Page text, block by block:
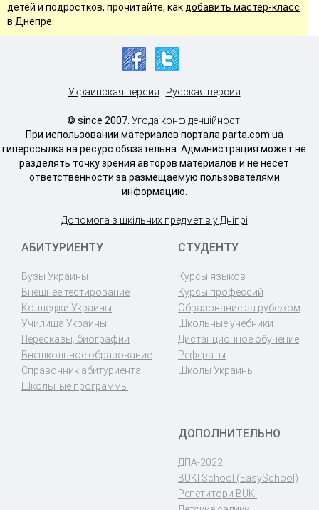
детей и подростков, прочитайте, как добавить мастер-класс
в Днепре.
Украинская версия Русская версия
© since 2007. Угода конфіденційності
При использовании материалов портала parta.com.ua
гиперссылка на ресурс обязательна. Администрация может не
разделять точку зрения авторов материалов и не несет
ответственности за размещаемую пользователями
информацию.
Допомога з шкільних предметів у Дніпрі
АБИТУРИЕНТУ
Вузы Украины
Внешнее тестирование
Колледжи Украины
Училища Украины
Пересказы, биографии
Внешкольное образование
Справочник абитуриента
Школьные программы
СТУДЕНТУ
Курсы языков
Курсы профессий
Образование за рубежом
Школьные учебники
Дистанционное обучение
Рефераты
Школы Украины
ДОПОЛНИТЕЛЬНО
ДПА-2022
BUKI School (EasySchool)
Репетитори BUKI